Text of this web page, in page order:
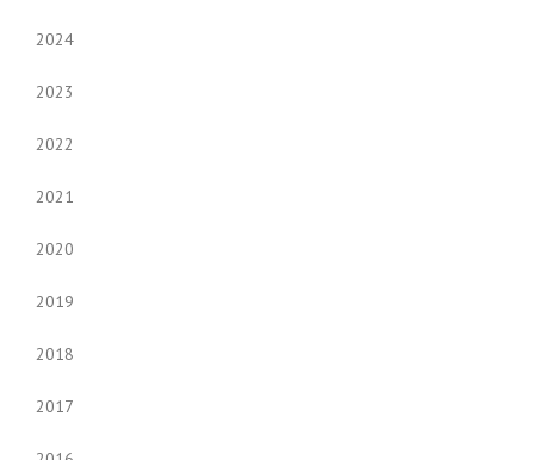
2024
2023
2022
2021
2020
2019
2018
2017